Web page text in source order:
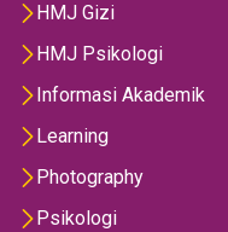
HMJ Gizi
HMJ Psikologi
Informasi Akademik
Learning
Photography
Psikologi